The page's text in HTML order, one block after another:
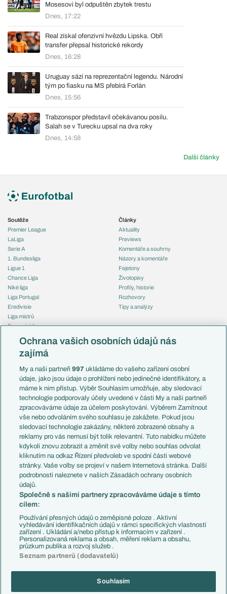
Mosesovi byl odpuštěn zbytek trestu
Dnes, 17:22
Real získal ofenzivní hvězdu Lipska. Obří
transfer přepsal historické rekordy
Dnes, 16:28
Uruguay sází na reprezentační legendu. Národní
tým po fiasku na MS přebírá Forlán
Dnes, 15:56
Trabzonspor představil očekávanou posilu.
Salah se v Turecku upsal na dva roky
Dnes, 14:58
Další články
Soutěže
Premier League
LaLiga
Serie A
1. Bundesliga
Ligue 1
Chance Liga
Niké liga
Liga Portugal
Eredivisie
Liga mistrů
Evropská liga
Mistrovství světa
Liga národů
Témata
Představení týmů MS
EuroSkauting
PL v kostce
Evropské koeficienty
Přestupy
Přestupové spekulace
Zranění
Kluby
Arsenal FC
Chelsea FC
Manchester United
AC Milán
Juventus FC
Bayern Mnichov
FC Barcelona
Real Madrid
Články
Aktuality
Previews
Komentáře a souhrny
Názory a komentáře
Fejetony
Životopisy
Profily, historie
Rozhovory
Tipy a analýzy
Česko
Francie
Itálie
Německo
Španělsko
Argentina
Brazílie
Přestupy
Zápasy
Livescore
Tipovací soutěž
Ochrana vašich osobních údajů nás
zajímá
My a naši partneři997 ukládáme do vašeho zařízení osobní
údaje, jako jsou údaje o prohlížení nebo jedinečné identifikátory, a
máme k nim přístup. Výběr Souhlasím umožňuje, aby sledovací
technologie podporovaly účely uvedené v části My a naši partneři
zpracováváme údaje za účelem poskytování. Výběrem Zamítnout
vše nebo odvoláním svého souhlasu je zakážete. Pokud jsou
sledovací technologie zakázány, některé zobrazené obsahy a
reklamy pro vás nemusí být tolik relevantní. Tuto nabídku můžete
kdykoli znovu zobrazit a změnit své volby nebo souhlas odvolat
kliknutím na odkaz Řízení předvoleb ve spodní části webové
stránky. Vaše volby se projeví v našem Internetová stránka. Další
podrobnosti naleznete v našich Zásadách ochrany osobních
údajů.
Společně s našimi partnery zpracováváme údaje s tímto
cílem:
Používání přesných údajů o zeměpisné poloze . Aktivní
vyhledávání identifikačních údajů v rámci specifických vlastností
zařízení . Ukládání a/nebo přístup k informacím v zařízení .
Personalizovaná reklama a obsah, měření reklam a obsahu,
průzkum publika a rozvoj služeb .
Seznam partnerů (dodavatelů)
Souhlasím